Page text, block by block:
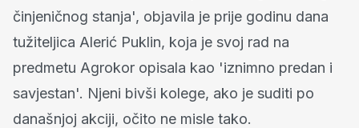
činjeničnog stanja', objavila je prije godinu dana
tužiteljica Alerić Puklin, koja je svoj rad na
predmetu Agrokor opisala kao 'iznimno predan i
savjestan'. Njeni bivši kolege, ako je suditi po
današnjoj akciji, očito ne misle tako.